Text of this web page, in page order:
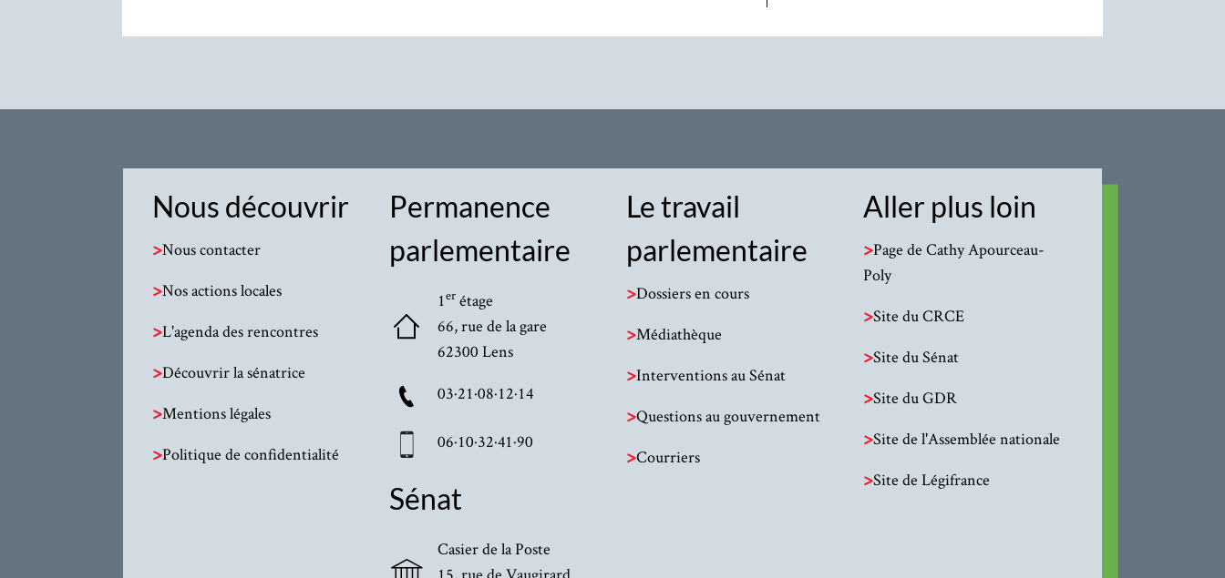
Nous découvrir
>Nous contacter
>Nos actions locales
>L'agenda des rencontres
>Découvrir la sénatrice
>Mentions légales
>Politique de confidentialité
Permanence
parlementaire
1er étage
66, rue de la gare
62300 Lens
03·21·08·12·14
06·10·32·41·90
Sénat
Casier de la Poste
Le travail
parlementaire
>Dossiers en cours
>Médiathèque
>Interventions au Sénat
>Questions au gouvernement
>Courriers
Aller plus loin
>Page de Cathy Apourceau-
Poly
>Site du CRCE
>Site du Sénat
>Site du GDR
>Site de l'Assemblée nationale
>Site de Légifrance